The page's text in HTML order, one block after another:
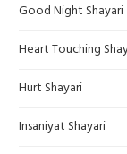
Good Night Shayari
Heart Touching
Hurt Shayari
Insaniyat Shayari